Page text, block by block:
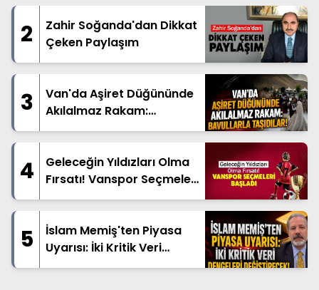
2
Zahir Soğanda'dan Dikkat
Çeken Paylaşım
3
Van'da Aşiret Düğününde
Akılalmaz Rakam:
Bavullarla Taşıdılar!
4
Geleceğin Yıldızları Olma
Fırsatı! Vanspor Seçmeleri
Başladı
5
İslam Memiş'ten Piyasa
Uyarısı: İki Kritik Veri
Dengeleri Değiştirecek!